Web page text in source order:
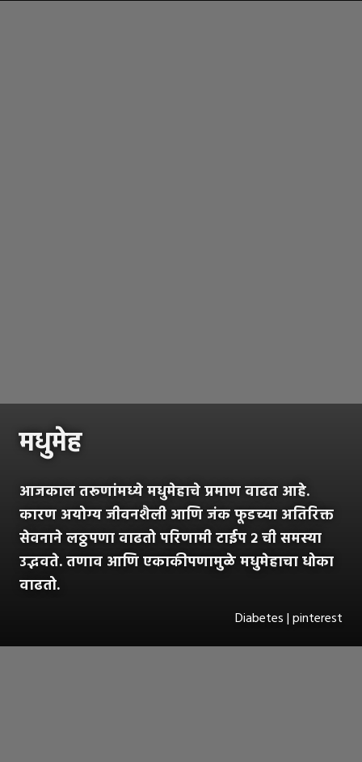
मधुमेह
आजकाल तरूणांमध्ये मधुमेहाचे प्रमाण वाढत आहे.
कारण अयोग्य जीवनशैली आणि जंक फूडच्या अतिरिक्त
सेवनाने लठ्ठपणा वाढतो परिणामी टाईप २ ची समस्या
उद्भवते. तणाव आणि एकाकीपणामुळे मधुमेहाचा धोका
वाढतो.
Diabetes | pinterest